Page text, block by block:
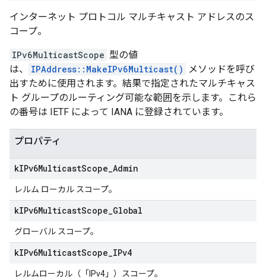
インターネット プロトコル マルチキャスト アドレスのス
コープ。
IPv6MulticastScope 型の値
は、
IPAddress::MakeIPv6Multicast()
メソッドを呼び
出すために使用されます。結果で指定されたマルチキャス
ト グループのルーティング可能な範囲を示します。これら
の番号は IETF によって IANA に登録されています。
プロパティ
kIPv6MulticastScope Admin
レルム ローカル スコープ。
kIPv6MulticastScope Global
グローバル スコープ。
kIPv6MulticastScope IPv4
レルムローカル（「IPv4」）スコープ。